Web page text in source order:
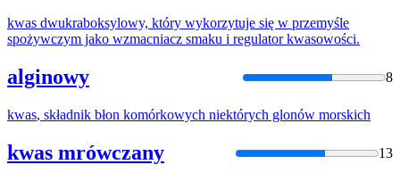
kwas dwukraboksylowy, który wykorzytuje się w przemyśle
spożywczym jako wzmacniacz smaku i regulatorkwasowości.
alginowy 8
kwas, składnik błon komórkowych niektórych glonów morskich
kwas mrówczany 13